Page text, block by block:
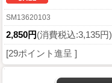
SM13620103
2,850円(消費税込:3,135円)
[29ポイント進呈 ]